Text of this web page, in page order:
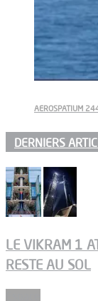
AEROSPATIUM
DERNIERS
LE VIKRAM 1
RESTE AU SOL